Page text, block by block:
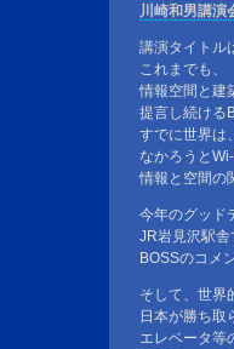
川崎和男講演
講演タイトル
これまでも、
情報空間と建
提言し続ける
すでに世界は
なかろうと
情報と空間の
今年のグッド
JR岩見沢駅舎
BOSSのコメ
そして、世界
日本が勝ち取
エレベータ等